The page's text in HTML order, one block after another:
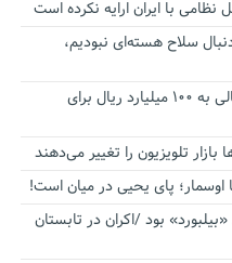
با ایران ارایه نکرده است
سلاح هسته‌ای نبودیم،
آستانه الزام به دریافت صورت های مالی به ۱۰۰ میلیارد ریال برای
بازار تلویزیون را تغییر می‌دهند
اوسمار؛ پای یحیی در میان است!
بود /اکران در تابستان